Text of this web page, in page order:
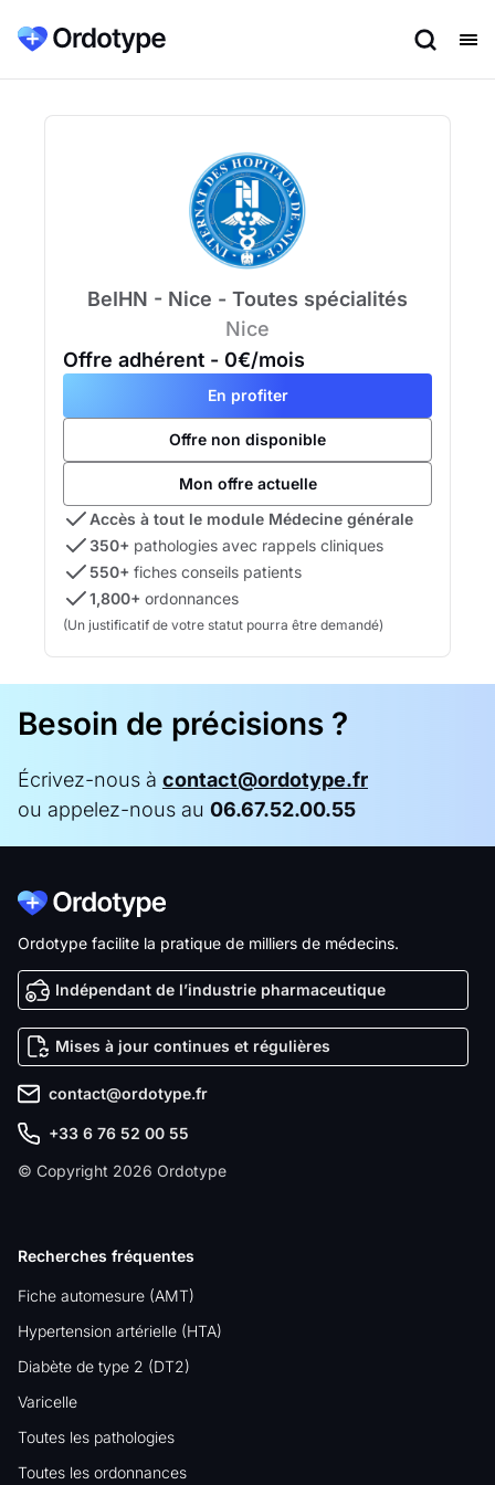
BeIHN - Nice - Toutes spécialités
Nice
Offre adhérent - 0€/mois
En profiter
Offre non disponible
Mon offre actuelle
Accès à tout le module Médecine générale
350+ pathologies avec rappels cliniques
550+ fiches conseils patients
1,800+ ordonnances
(Un justificatif de votre statut pourra être demandé)
Besoin de précisions ?
Écrivez-nous à contact@ordotype.fr
ou appelez-nous au 06.67.52.00.55
Ordotype facilite la pratique de milliers de médecins.
Indépendant de l’industrie pharmaceutique
Mises à jour continues et régulières
contact@ordotype.fr
+33 6 76 52 00 55
© Copyright 2026 Ordotype
Recherches fréquentes
Fiche automesure (AMT)
Hypertension artérielle (HTA)
Diabète de type 2 (DT2)
Varicelle
Toutes les pathologies
Toutes les ordonnances